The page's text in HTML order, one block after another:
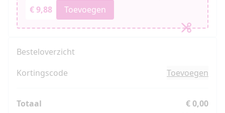
€ 9,88
Toevoegen
Besteloverzicht
Kortingscode
Toevoegen
Totaal
€ 0,00